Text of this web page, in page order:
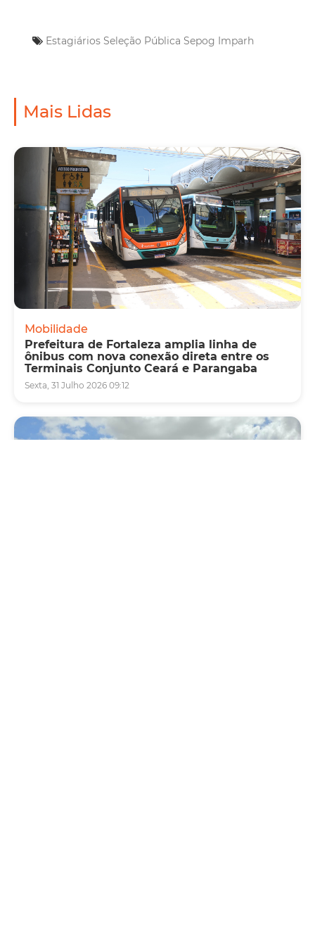
Estagiários Seleção Pública Sepog Imparh
Mais Lidas
Mobilidade
Prefeitura de Fortaleza amplia linha de
ônibus com nova conexão direta entre os
Terminais Conjunto Ceará e Parangaba
Sexta, 31 Julho 2026 09:12